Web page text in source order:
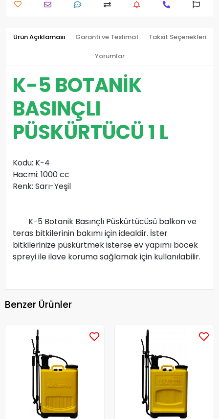
Ürün Açıklaması Garanti ve Teslimat Taksit Seçenekleri
Yorumlar
K-5 BOTANİK
BASINÇLI
PÜSKÜRTÜCÜ 1 L
Kodu: K-4
Hacmi: 1000 cc
Renk: Sarı-Yeşil
K-5 Botanik Basınçlı Püskürtücüsü balkon ve
teras bitkilerinin bakımı için idealdir. İster
bitkilerinize püskürtmek isterse ev yapımı böcek
spreyi ile ilave koruma sağlamak için kullanılabilir.
Benzer Ürünler